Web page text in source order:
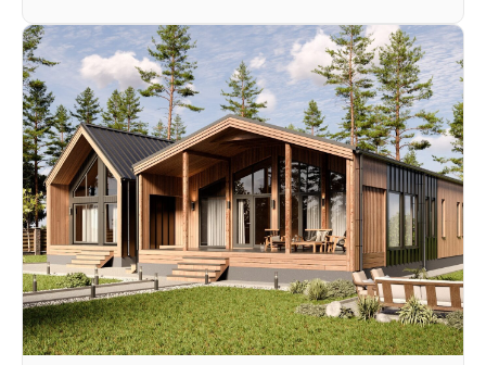
Запишитесь на
экскурсию сегодня
Заполните форму, менеджер свяжется
и расскажет подробности
Я выражаю согласие сполитикой
в отношении обработки
персональных данныхиполитикой
обработки пользовательских
данных